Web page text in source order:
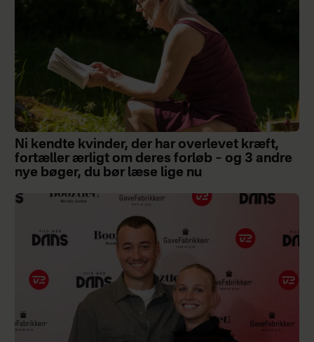
Ni kendte kvinder, der har overlevet kræft,
fortæller ærligt om deres forløb – og 3 andre
nye bøger, du bør læse lige nu